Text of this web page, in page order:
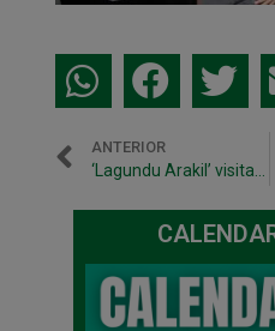
ANTERIOR